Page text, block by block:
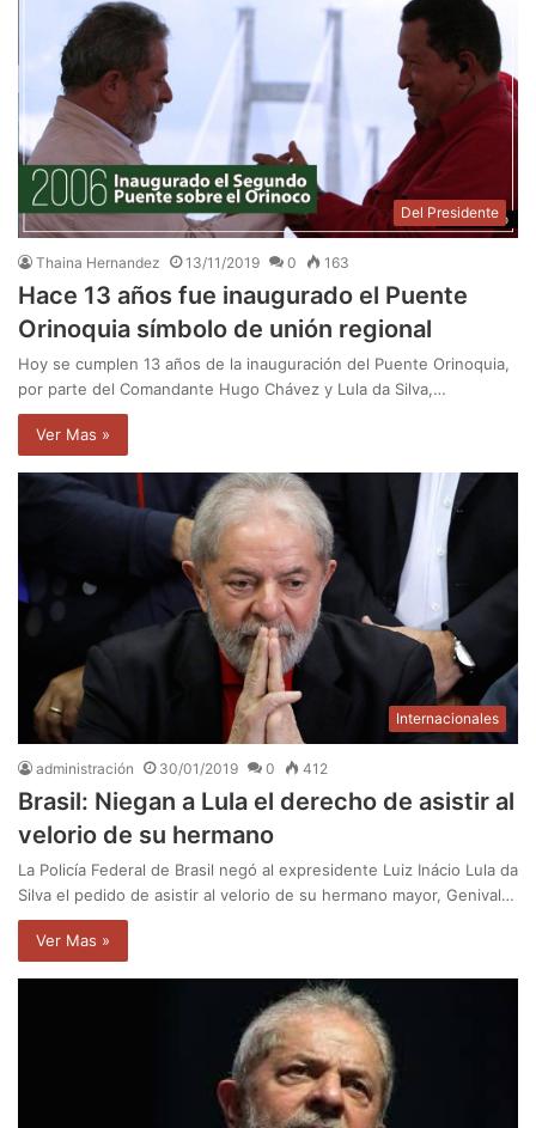
Del Presidente
Thaina Hernandez 13/11/2019 0 163
Hace 13 años fue inaugurado el Puente
Orinoquia símbolo de unión regional
Hoy se cumplen 13 años de la inauguración del Puente Orinoquia,
por parte del Comandante Hugo Chávez y Lula da Silva,…
Ver Mas »
Internacionales
administración 30/01/2019 0 412
Brasil: Niegan a Lula el derecho de asistir al
velorio de su hermano
La Policía Federal de Brasil negó al expresidente Luiz Inácio Lula da
Silva el pedido de asistir al velorio de su hermano mayor, Genival…
Ver Mas »